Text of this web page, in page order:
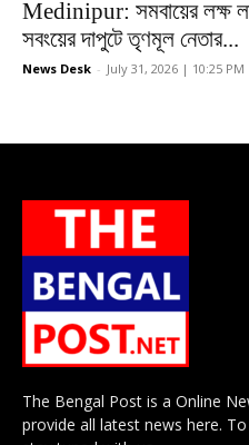
Medinipur: সমবায়ের লক্ষ
সবংয়ের দাপুটে তৃণমূল নেতার...
News Desk - July 31, 2026 | 10:25 PM
The Bengal Post is a Online
provide all latest news here.